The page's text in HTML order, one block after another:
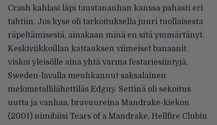
Crash kahlasi läpi taustanauhan kanssa pahasti eri
tahtiin. Jos kyse oli tarkoituksella juuri tuollaisesta
räpeltämisestä, ainakaan minä en sitä ymmärtänyt.
Keskiviikkoillan kattauksen viimeiset banaanit
viskoi yleisölle aina yhtä varma festariesiintyjä,
Sweden-lavalla meuhkannut saksalainen
melometallilähettiläs Edguy. Settinä oli sekoitus
uutta ja vanhaa, bravuureina Mandrake-kiekon
(2001) nimibiisi Tears of a Mandrake, Hellfire Clubin